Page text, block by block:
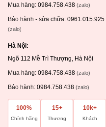
Mua hàng: 0984.758.438 (zalo)
Bảo hành - sửa chữa: 0961.015.925
(zalo)
Hà Nội:
Ngõ 112 Mễ Trì Thượng, Hà Nội
Mua hàng: 0984.758.438 (zalo)
Bảo hành: 0984.758.438 (zalo)
100%
Chính hãng
15+
Thương
10k+
Khách